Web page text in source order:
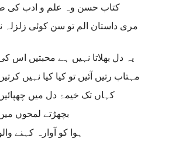
کتاب حسن وہ علم و ادب کی
مری داستان الم تو سن کوئی زلزلہ
یہ دل بھلاتا نہیں ہے محبتیں اس
مہتاب رتیں آئیں تو کیا کیا نہیں
کہاں تک خیمۂ دل میں
بچھڑتے لمحوں
ہوا کو آوارہ کہنے